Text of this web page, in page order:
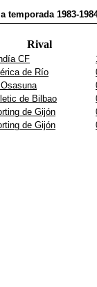
temporada 1983-
Rival
CF
de Río
de Bilbao
de Gijón
de Gijón